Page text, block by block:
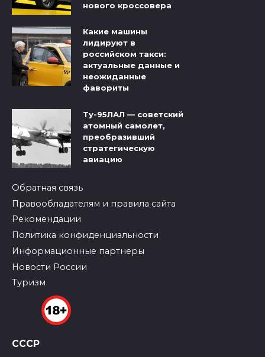
нового кроссовера
Какие машины
лидируют в
российском такси:
актуальные данные и
неожиданные
фавориты
Ту-95ЛАЛ — советский
атомный самолет,
преобразивший
стратегическую
авиацию
Обратная связь
Правообладателям и правила сайта
Рекомендации
Политика конфиденциальности
Информационные партнеры
Новости России
Туризм
СССР